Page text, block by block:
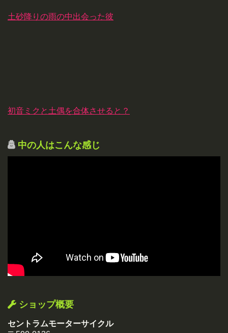
土砂降りの雨の中出会った彼
初音ミクと土偶を合体させると？
中の人はこんな感じ
ショップ概要
セントラムモーターサイクル